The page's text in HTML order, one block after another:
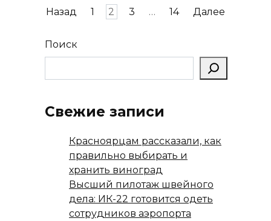
Пагинация
Назад 1 2 3 … 14 Далее
Поиск
Свежие записи
Красноярцам рассказали, как
правильно выбирать и
хранить виноград
Высший пилотаж швейного
дела: ИК-22 готовится одеть
сотрудников аэропорта